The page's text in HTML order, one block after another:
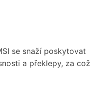
se snaží poskytovat
a překlepy, za což